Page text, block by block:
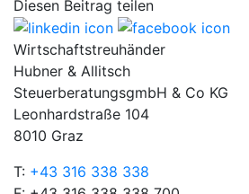
Diesen Beitrag teilen
Wirtschaftstreuhänder
Hubner & Allitsch
SteuerberatungsgmbH & Co KG
Leonhardstraße 104
8010 Graz
T: +43 316 338 338